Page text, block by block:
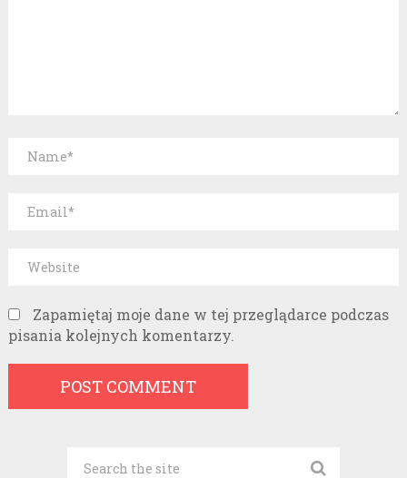
Zapamiętaj moje dane w tej przeglądarce podczas
pisania kolejnych komentarzy.